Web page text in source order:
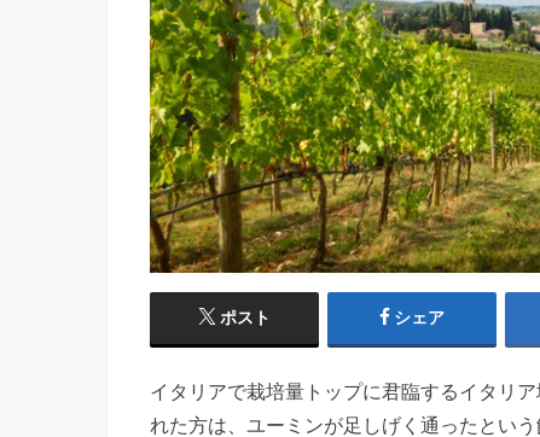
ポスト シェア
イタリアで栽培量トップに君臨するイタリ
れた方は、ユーミンが足しげく通ったとい